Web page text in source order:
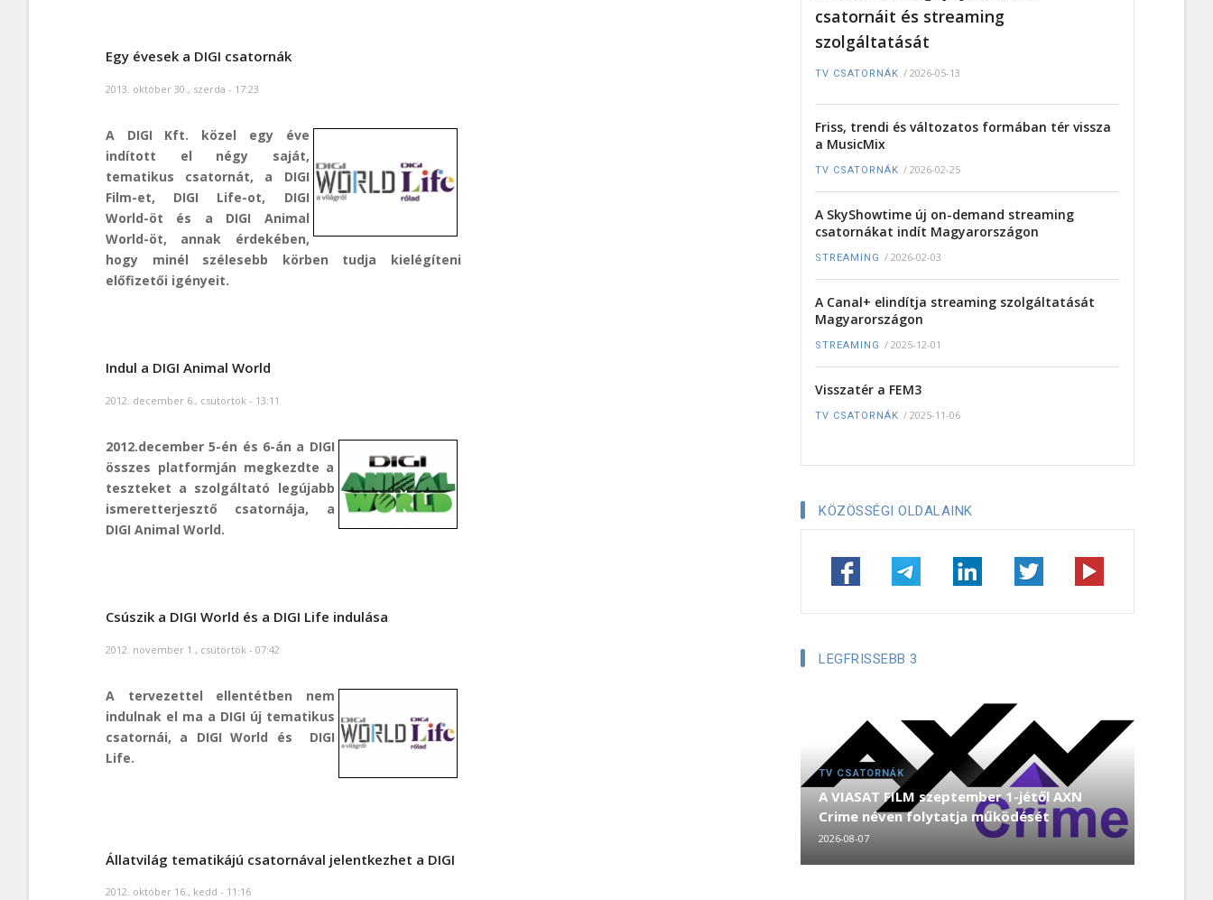
Egy évesek a DIGI csatornák
2013. október 30., szerda - 17:23
A DIGI Kft. közel egy éve
indított el négy saját,
tematikus csatornát, a DIGI
Film-et, DIGI Life-ot, DIGI
World-öt és a DIGI Animal
World-öt, annak érdekében,
hogy minél szélesebb körben tudja kielégíteni
előfizetői igényeit.
Indul a DIGI Animal World
2012. december 6., csütörtök - 13:11
2012.december 5-én és 6-án a DIGI
összes platformján megkezdte a
teszteket a szolgáltató legújabb
ismeretterjesztő csatornája, a
DIGI Animal World.
Csúszik a DIGI World és a DIGI Life indulása
2012. november 1., csütörtök - 07:42
A tervezettel ellentétben nem
indulnak el ma a DIGI új tematikus
csatornái, a DIGI World és DIGI
Life.
Állatvilág tematikájú csatornával jelentkezhet a DIGI
2012. október 16., kedd - 11:16
csatornáit és streaming
szolgáltatását
TV CSATORNÁK / 2026-05-13
Friss, trendi és változatos formában tér vissza
a MusicMix
TV CSATORNÁK / 2026-02-25
A SkyShowtime új on-demand streaming
csatornákat indít Magyarországon
STREAMING / 2026-02-03
A Canal+ elindítja streaming szolgáltatását
Magyarországon
STREAMING / 2025-12-01
Visszatér a FEM3
TV CSATORNÁK / 2025-11-06
KÖZÖSSÉGI OLDALAINK
LEGFRISSEBB 3
TV CSATORNÁK
A VIASAT FILM szeptember 1-jétől AXN
Crime néven folytatja működését
2026-08-07